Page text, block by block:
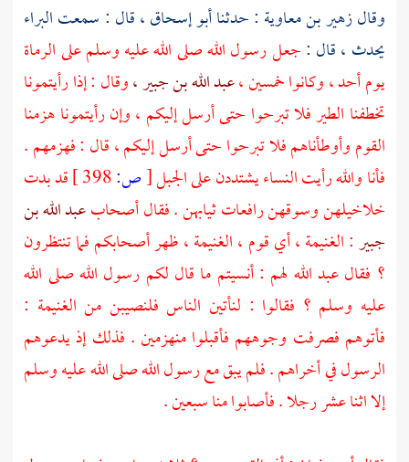
وقالزهير بن معاوية : حدثناأبو إسحاق ،قال : سمعتالبراء
يحدث ، قال :جعل رسول الله صلى الله عليه وسلم على الرماة
يومأحد ،وكانوا خمسين ،عبد الله بن جبير ،وقال : إذا رأيتمونا
تخطفنا الطير فلا تبرحوا حتى أرسل إليكم ، وإن رأيتمونا هزمنا
القوم وأوطأناهم فلا تبرحوا حتى أرسل إليكم ، قال : فهزمهم .
فأنا والله رأيت النساء يشتددن على الجبل[ص:
قد بدت
خلاخيلهن وسوقهن رافعات ثيابهن . فقال أصحابعبد الله بن
جبير: الغنيمة ، أي قوم ، الغنيمة ، ظهر أصحابكم فما تنتظرون
؟ فقالعبد الله لهم : أنسيتم ما قال لكم رسول الله صلى الله
عليه وسلم ؟ فقالوا : لنأتين الناس فلنصيبن من الغنيمة :
فأتوهم فصرفت وجوههم فأقبلوا منهزمين . فذلك إذ يدعوهم
الرسول في أخراهم . فلم يبق مع رسول الله صلى الله عليه وسلم
إلا اثنا عشر رجلا . فأصابوا منا سبعين .